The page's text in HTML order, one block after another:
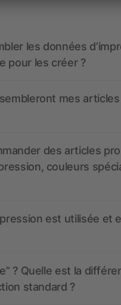
les données
pour les créer ?
mes
des articles
couleurs
est utilisée et
? Quelle est la
standard ?